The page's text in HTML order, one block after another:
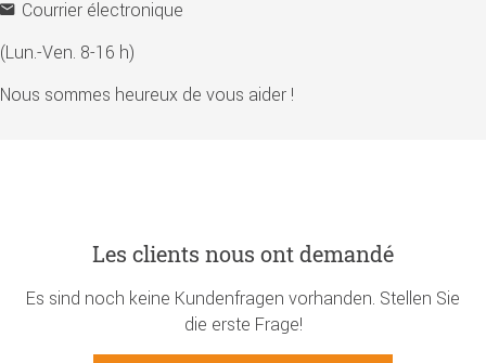
Courrier électronique
(Lun.-Ven. 8-16 h)
Nous sommes heureux de vous aider !
Les clients nous ont demandé
Es sind noch keine Kundenfragen vorhanden. Stellen Sie
die erste Frage!